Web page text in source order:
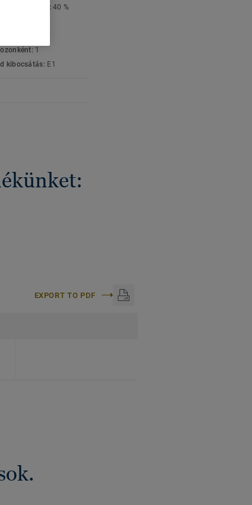
tartalom:40 %
1
kibocsátás: E1
EXPORT TO PDF